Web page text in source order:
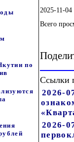
по
2025-11-
Всего
Ссылки
2026-
2026-